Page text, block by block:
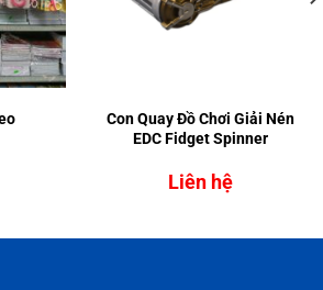
Con Quay Đồ Chơi Giải Nén
EDC Fidget Spinner
Liên hệ